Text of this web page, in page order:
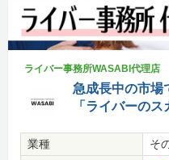
ライバー事務所WASABI代理店
急成長中の市場
「ライバーの
業種
そ